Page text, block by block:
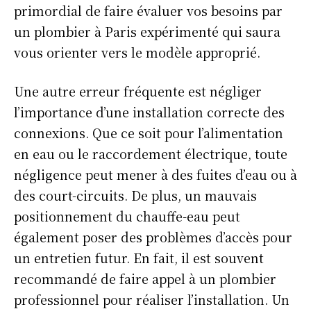
primordial de faire évaluer vos besoins par
un plombier à Paris expérimenté qui saura
vous orienter vers le modèle approprié.
Une autre erreur fréquente est négliger
l’importance d’une installation correcte des
connexions. Que ce soit pour l’alimentation
en eau ou le raccordement électrique, toute
négligence peut mener à des fuites d’eau ou à
des court-circuits. De plus, un mauvais
positionnement du chauffe-eau peut
également poser des problèmes d’accès pour
un entretien futur. En fait, il est souvent
recommandé de faire appel à un plombier
professionnel pour réaliser l’installation. Un